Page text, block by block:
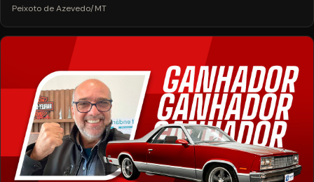
Peixoto de Azevedo/MT